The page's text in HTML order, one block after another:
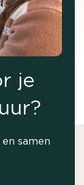
je
samen